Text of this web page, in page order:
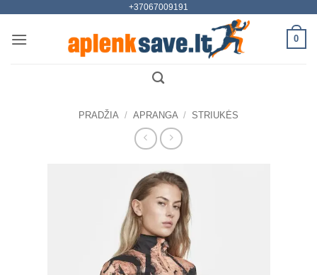
content
+37067009191
0
PRADŽIA / APRANGA / STRIUKĖS